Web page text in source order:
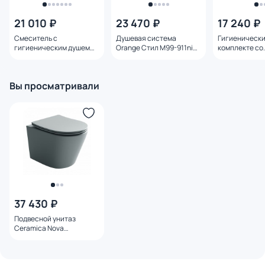
21 010 ₽
Смеситель с
гигиеническим душем
23 470 ₽
Душевая система
Orange Стил M99-911ni
17 240 ₽
комплекте со
Вы просматривали
37 430 ₽
Подвесной унитаз
Ceramica Nova